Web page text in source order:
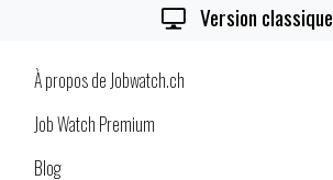
Version classique
À propos de Jobwatch.ch
Job Watch Premium
Blog